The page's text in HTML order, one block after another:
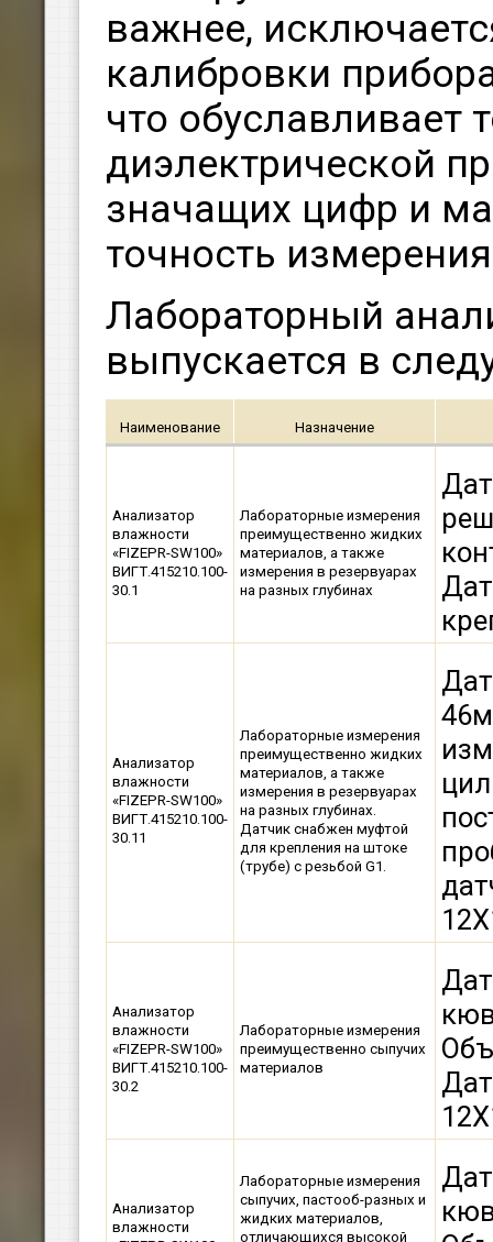
важнее,
калибровки
что обуславливает
диэлектрической
значащих цифр и
точность
Лабораторный
выпускается в
Наименование Назначение
Анализатор
влажности
«FIZEPR-SW100»
ВИГТ.415210.100-
30.1
Лабораторные измерения
преимущественно жидких
материалов, а также
измерения в резервуарах
на разных глубинах
Анализатор
влажности
«FIZEPR-SW100»
ВИГТ.415210.100-
30.11
Лабораторные измерения
преимущественно жидких
материалов, а также
измерения в резервуарах
на разных глубинах.
Датчик снабжен муфтой
для крепления на штоке
(трубе) с резьбой G1.
Анализатор
влажности
«FIZEPR-SW100»
ВИГТ.415210.100-
30.2
Лабораторные измерения
преимущественно сыпучих
материалов
Анализатор
влажности
Лабораторные измерения
сыпучих, пастооб-разных и
жидких материалов,
отличающихся высокой